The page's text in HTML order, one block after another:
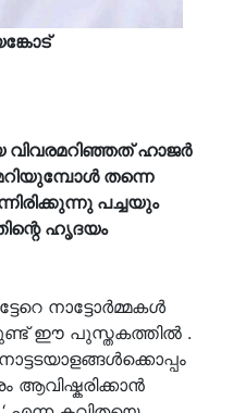
വിവരമറിഞ്ഞത് ഹാജർ
തന്നെ
പച്ചയും
ഹൃദയം
നാട്ടോർമ്മകൾ
ഈ പുസ്തകത്തിൽ .
ആവിഷ്കരിക്കാൻ